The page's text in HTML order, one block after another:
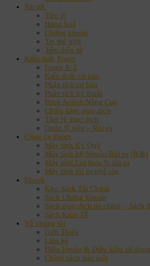
Tin tức
Tiền tệ
Hàng hoá
Chứng khoán
Tin thế giới
Tiền điện tử
Kiến thức Forex
Forex A-Z
Kiến thức cơ bản
Phân tích cơ bản
Phân tích kỹ thuật
Price Action Nâng Cao
Chiến lược giao dịch
Tâm lý giao dịch
Quản lý vốn – Rủi ro
Công cụ Forex
Máy tính Ký Quỹ
Máy tính lợi Nhuận/Rủi ro (R:R)
Máy tính Lot theo % rủi ro
Máy tính rủi ro phá sản
Ebook
Kho Sách Tài Chính
Sách Chứng Khoán
Sách giao dịch tài chính – Sách
Sách Kinh Tế
Về chúng tôi
Giới Thiệu
Liên hệ
Điều khoản & Điều kiện sử dụng
Chính sách bảo mật